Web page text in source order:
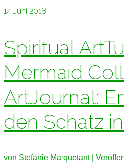
14 Juni 2018
Spiritual
Mermaid
ArtJournal:
den Schatz
von Stefanie Marquetant|